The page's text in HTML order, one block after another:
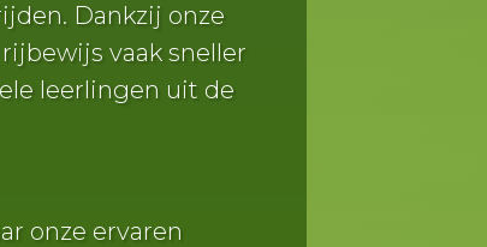
Dankzij onze
vaak sneller
leerlingen uit de
onze ervaren